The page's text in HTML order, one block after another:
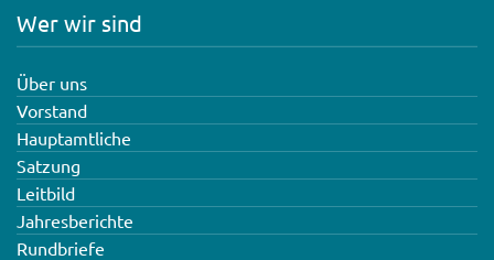
Wer wir sind
Über uns
Vorstand
Hauptamtliche
Satzung
Leitbild
Jahresberichte
Rundbriefe